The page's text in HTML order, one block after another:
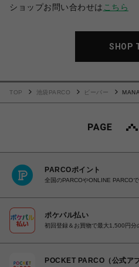
ショップお問い合わせは こちら
SHOP
TOP 池袋PARCO ビーバー
PARCOポイント
全国のPARCOやONLINE PARCO
ポケパル払い
初回登録＆お買物で最大1,500円分
POCKET PARCO（公式アプ